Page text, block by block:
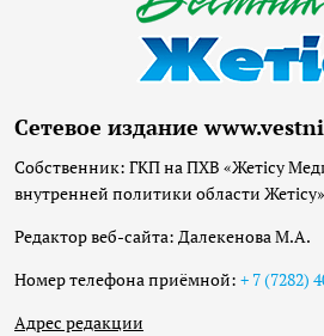
Сетевое издание
Собственник: ГКП на ПХВ «Жетісу
внутренней политики области Жетісу»
Редактор веб-сайта: Далекенова М.А.
Номер телефона приёмной: + 7 (7282)
Адрес редакции